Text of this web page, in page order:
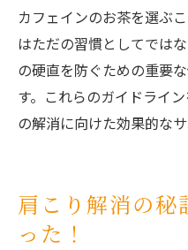
カフェインのお茶を選ぶ
はただの習慣としてでは
の硬直を防ぐための重要
す。これらのガイドライ
の解消に向けた効果的な
肩こり解消の秘
った！